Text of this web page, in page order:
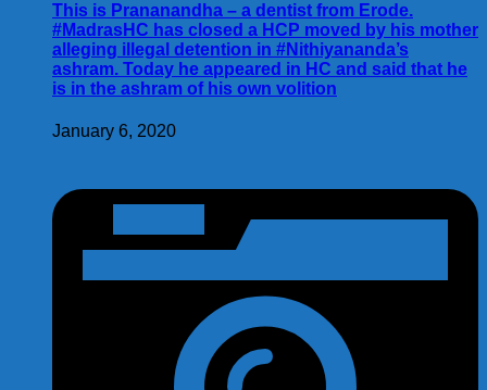
This is Prananandha – a dentist from Erode.
#MadrasHC has closed a HCP moved by his mother
alleging illegal detention in #Nithiyananda’s
ashram. Today he appeared in HC and said that he
is in the ashram of his own volition
January 6, 2020